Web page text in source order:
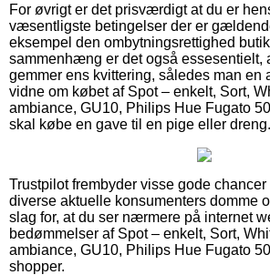
For øvrigt er det prisværdigt at du er
væsentligste betingelser der er
eksempel den ombytningsrettighed
sammenhæng er det også essesentielt,
gemmer ens kvittering, således man en
vidne om købet af Spot – enkelt, Sort,
ambiance, GU10, Philips Hue Fugato
skal købe en gave til en pige eller dreng.
Trustpilot frembyder visse gode chancer
diverse aktuelle konsumenters domme
slag for, at du ser nærmere på internet
bedømmelser af Spot – enkelt, Sort,
ambiance, GU10, Philips Hue Fugato
shopper.